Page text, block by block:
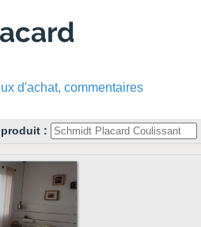
d'achat, commentaires
: